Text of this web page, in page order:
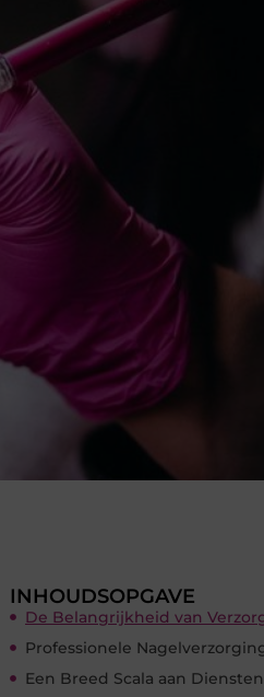
INHOUDSOPGAVE
De Belangrijkheid van
Professionele
Een Breed Scala aan Diensten